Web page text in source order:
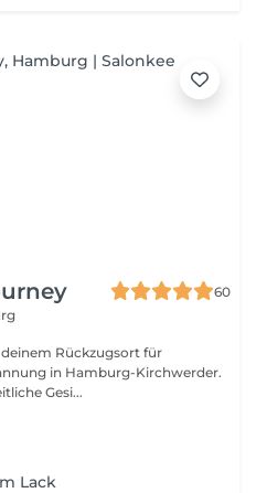
60
in Hamburg-Kirchwerder.
Gesi...
Lack